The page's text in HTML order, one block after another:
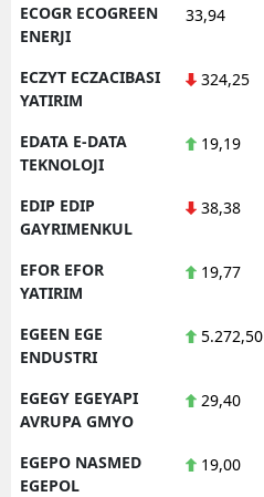
ECOGR ECOGREEN
ENERJI
33,94
ECZYT ECZACIBASI
YATIRIM
324,25
EDATA E-DATA
TEKNOLOJI
19,19
EDIP EDIP
GAYRIMENKUL
38,38
EFOR EFOR
YATIRIM
19,77
EGEEN EGE
ENDUSTRI
5.272,50
EGEGY EGEYAPI
AVRUPA GMYO
29,40
EGEPO NASMED
EGEPOL
19,00